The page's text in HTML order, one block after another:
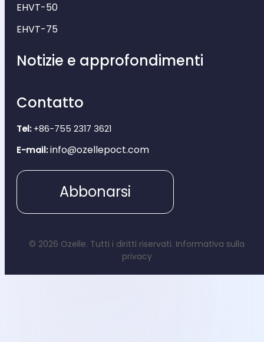
EHVT-50
EHVT-75
Notizie e approfondimenti
Contatto
Tel:+86-755 2317 3621
E-mail: info@ozellepoct.com
Abbonarsi
© 2026 Ozelle. Tutti i diritti riservati. Informativa sulla
privacy